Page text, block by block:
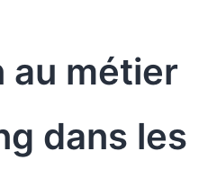
au métier
dans les